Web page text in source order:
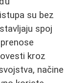
su bez
spoj
kroz
načine